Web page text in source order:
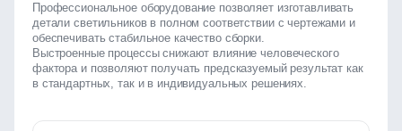
Профессиональное оборудование позволяет изготавливать
детали светильников в полном соответствии с чертежами и
обеспечивать стабильное качество сборки.
Выстроенные процессы снижают влияние человеческого
фактора и позволяют получать предсказуемый результат как
в стандартных, так и в индивидуальных решениях.